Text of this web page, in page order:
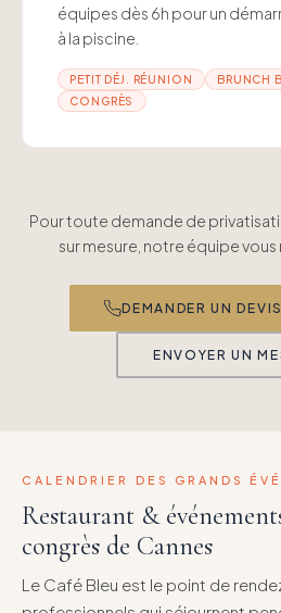
équipes dès 6h pour un
à la piscine.
PETIT DÉJ. RÉUNION
BRUNCH
CONGRÈS
Pour toute demande de
sur mesure, notre équipe vous
DEMANDER UN
ENVOYER UN
CALENDRIER DES GRANDS
Restaurant &
congrès de Cannes
Le Café Bleu est le point de